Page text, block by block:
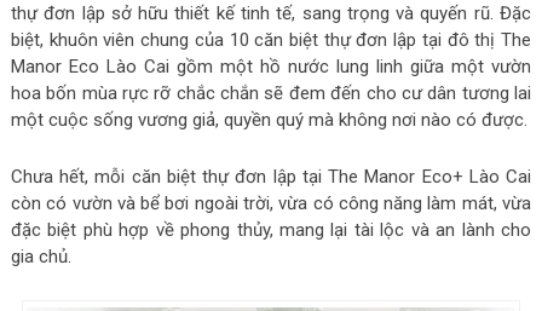
thự đơn lập sở hữu thiết kế tinh tế, sang trọng và quyến rũ. Đặc
biệt, khuôn viên chung của 10 căn biệt thự đơn lập tại đô thị The
Manor Eco Lào Cai gồm một hồ nước lung linh giữa một vườn
hoa bốn mùa rực rỡ chắc chắn sẽ đem đến cho cư dân tương lai
một cuộc sống vương giả, quyền quý mà không nơi nào có được.
Chưa hết, mỗi căn biệt thự đơn lập tại The Manor Eco+ Lào Cai
còn có vườn và bể bơi ngoài trời, vừa có công năng làm mát, vừa
đặc biệt phù hợp về phong thủy, mang lại tài lộc và an lành cho
gia chủ.